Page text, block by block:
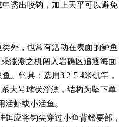
诱出咬钩，加上天平可以避免
外，也常有活动在表面的鲈鱼
涨潮之机闯入岩礁区追逐海面
。钓具：选用3.2-5.4米矶竿，
大号球状浮漂，结构为坠下单
活虾或小活鱼。
应将钩尖穿过小鱼背鳍要部，